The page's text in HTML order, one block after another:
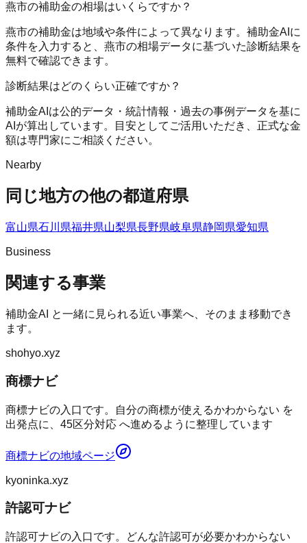
燕市の補助金の相場はいくらですか？
燕市の補助金は地域や条件によって異なります。補助金AIに
条件を入力すると、燕市の相場データに基づいた診断結果を
無料で確認できます。
診断結果はどのくらい正確ですか？
補助金AIは公的データ・統計情報・過去の事例データを基に
AIが算出しています。目安としてご活用いただき、正式な金
額は専門家にご相談ください。
Nearby
同じ地方の他の都道府県
富山県石川県福井県山梨県長野県岐阜県静岡県愛知県
Business
関連する事業
補助金AI
と一緒に見られる近い事業へ、そのまま移動でき
ます。
shohyo.xyz
商標ナビ
商標ナビの入口です。自分の商標が使えるかわからない を
出発点に、45区分対応 へ進めるように整理しています
商標ナビの地域ページ
kyoninka.xyz
許認可ナビ
許認可ナビの入口です。どんな許認可が必要かわからない